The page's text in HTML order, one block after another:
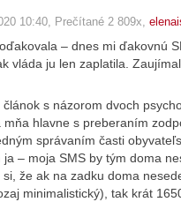
10:40 , Prečítané 2 809x,
– dnes mi ďakovnú
vláda ju len zaplatila.
s názorom dvoch
mňa hlavne s preberaním
správaním časti
ja – moja SMS by tým doma
si, že ak na zadku doma
minimalistický), tak krát